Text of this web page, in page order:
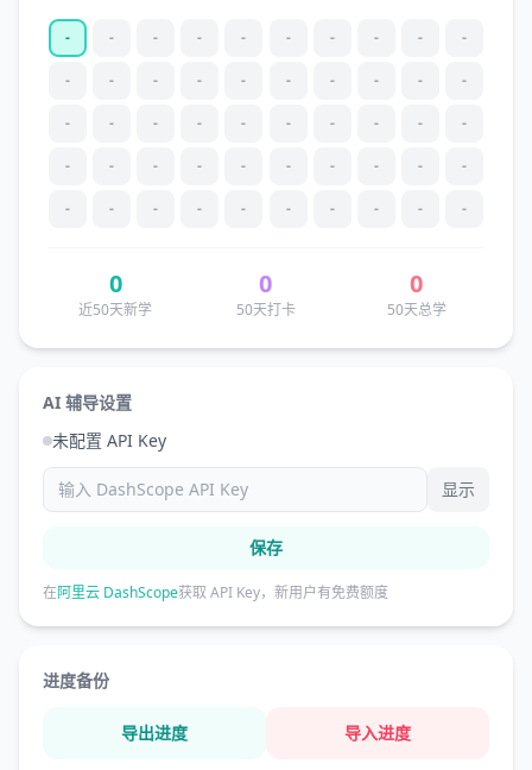
- - - - - - - - - -
- - - - - - - - - -
- - - - - - - - - -
- - - - - - - - - -
- - - - - - - - - -
0
近50天新学
0
50天打卡
0
50天总学
AI 辅导设置
未配置 API Key
显示
保存
在阿里云 DashScope获取 API Key，新用户有免费额度
进度备份
导出进度 导入进度